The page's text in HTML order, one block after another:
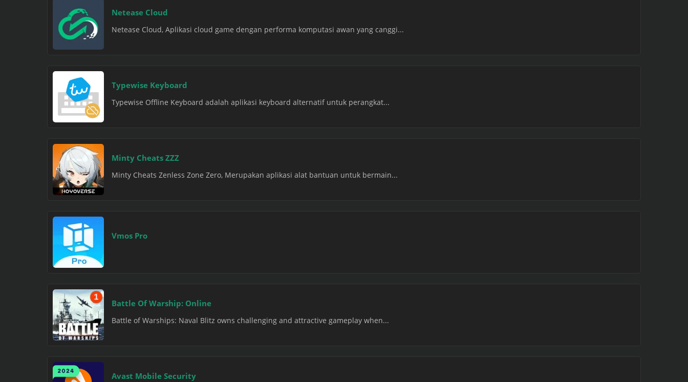
Netease Cloud
Netease Cloud, Aplikasi cloud game dengan performa komputasi awan yang canggi...
Typewise Keyboard
Typewise Offline Keyboard adalah aplikasi keyboard alternatif untuk perangkat...
Minty Cheats ZZZ
Minty Cheats Zenless Zone Zero, Merupakan aplikasi alat bantuan untuk bermain...
Vmos Pro
Battle Of Warship: Online
Battle of Warships: Naval Blitz owns challenging and attractive gameplay when...
Avast Mobile Security